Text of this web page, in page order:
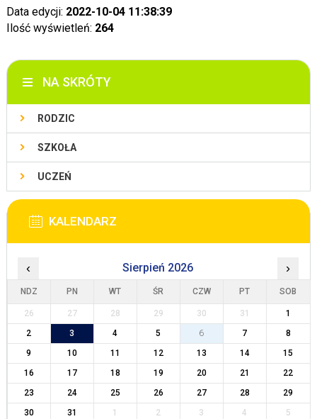
Data edycji: 2022-10-04 11:38:39
Ilość wyświetleń: 264
NA SKRÓTY
RODZIC
SZKOŁA
UCZEŃ
KALENDARZ
‹ Sierpień 2026 ›
NDZ PN WT ŚR CZW PT SOB
26 27 28 29 30 31
1
2
3 4 5 6 7
8
9
10 11 12 13 14
15
16
17 18 19 20 21
22
23
24 25 26 27 28
29
30
31 1 2 3 4 5